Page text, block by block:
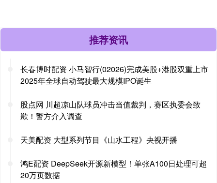
推荐资讯
长春博时配资 小马智行(02026)完成美股+港股双重上市
2025年全球自动驾驶最大规模IPO诞生
股点网 川超凉山队球员冲击当值裁判，赛区执委会致
歉！警方介入调查
天美配资 大型系列节目《山水工程》央视开播
鸿E配资 DeepSeek开源新模型！单张A100日处理可超
20万页数据